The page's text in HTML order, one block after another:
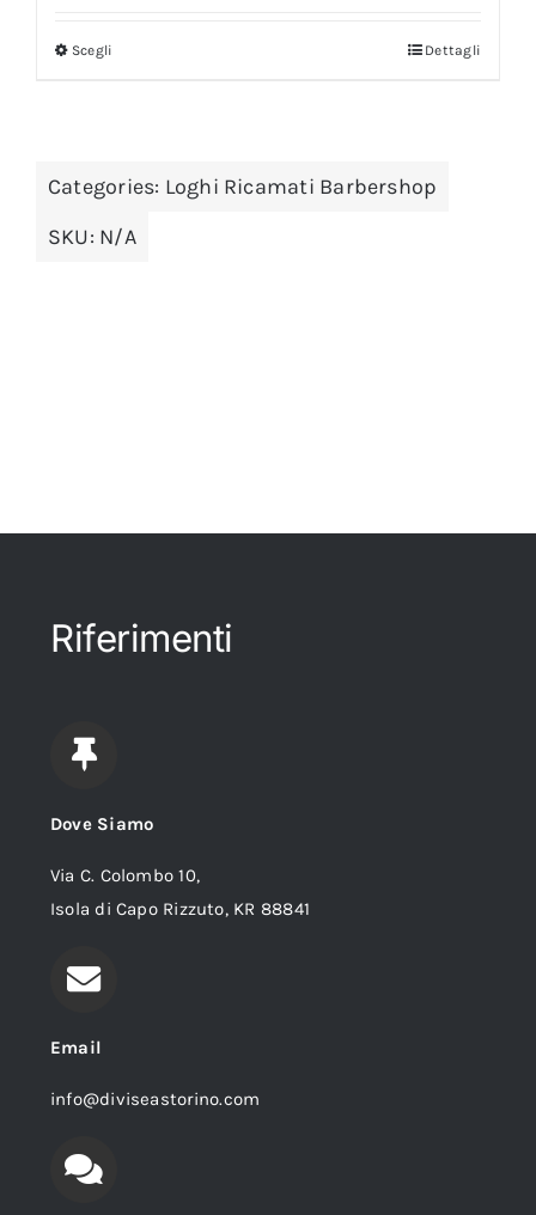
Scegli Dettagli
Categories: Loghi Ricamati Barbershop
SKU: N/A
Riferimenti
Dove Siamo
Via C. Colombo 10,
Isola di Capo Rizzuto, KR 88841
Email
info@diviseastorino.com